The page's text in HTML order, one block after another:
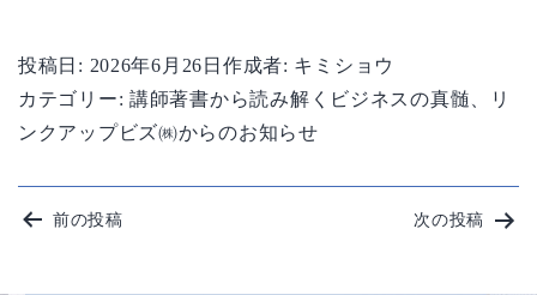
投稿日: 2026年6月26日 作成者: キミショウ
カテゴリー:講師著書から読み解くビジネスの真髄
リ
ンクアップビズ㈱からのお知らせ
投前の投稿 次の投稿